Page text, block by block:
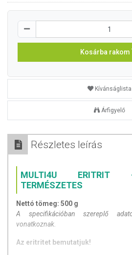
Kosárba rakom
Kívánságlista
Árfigyelő
Részletes leírás
MULTI4U ERITRIT
TERMÉSZETES
Nettó tömeg: 500 g
A specifikációban szereplő
vonatkoznak.
Az eritritet bemutatjuk!